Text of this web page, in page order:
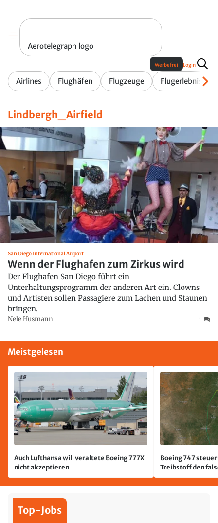
Aerotelegraph logo
Airlines Flughäfen Flugzeuge Flugerlebnis
Werbefrei Login
Lindbergh_Airfield
San Diego International Airport
Wenn der Flughafen zum Zirkus wird
Der Flughafen San Diego führt ein
Unterhaltungsprogramm der anderen Art ein. Clowns
und Artisten sollen Passagiere zum Lachen und Staunen
bringen.
Nele Husmann 1
Meistgelesen
Auch Lufthansa will veraltete Boeing 777X
nicht akzeptieren
Boeing 747
Treibstoff den
Top-Jobs